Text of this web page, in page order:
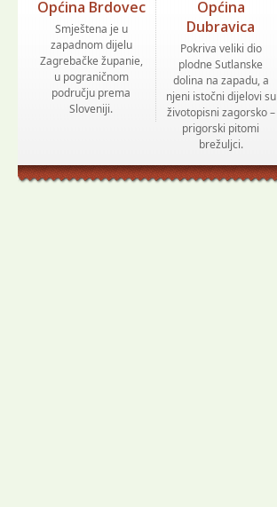
Općina Brdovec
Smještena je u
zapadnom dijelu
Zagrebačke županie,
u pograničnom
području prema
Sloveniji.
Općina
Dubravica
Pokriva veliki dio
plodne Sutlanske
dolina na zapadu, a
njeni istočni dijelovi su
životopisni zagorsko –
prigorski pitomi
brežuljci.